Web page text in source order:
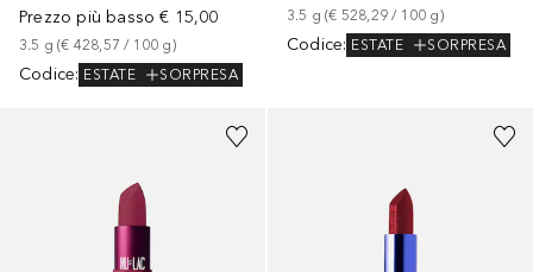
Prezzo più basso € 15,00
3.5 g (€ 428,57 / 100 g)
Codice: ESTATE SORPRESA
3.5 g (€ 528,29 / 100 g)
Codice: ESTATE SORPRESA